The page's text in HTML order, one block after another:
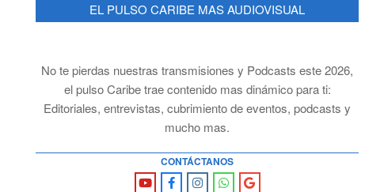
EL PULSO CARIBE MAS AUDIOVISUAL
No te pierdas nuestras transmisiones y Podcasts este 2026,
el pulso Caribe trae contenido mas dinámico para ti:
Editoriales, entrevistas, cubrimiento de eventos, podcasts y
mucho mas.
CONTÁCTANOS